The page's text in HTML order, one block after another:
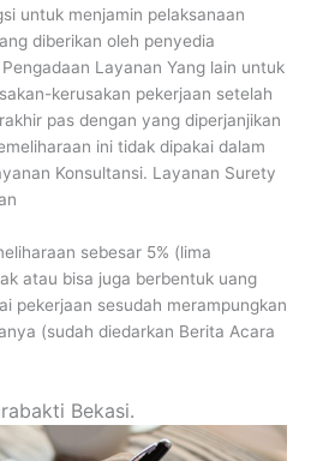
untuk menjamin pelaksanaan
diberikan oleh penyedia
Layanan Yang lain untuk
kerusakan pekerjaan setelah
pas dengan yang diperjanjikan
ini tidak dipakai dalam
Konsultansi. Layanan Surety
sebesar 5% (lima
atau bisa juga berbentuk uang
pekerjaan sesudah merampungkan
(sudah diedarkan Berita Acara
Bekasi.